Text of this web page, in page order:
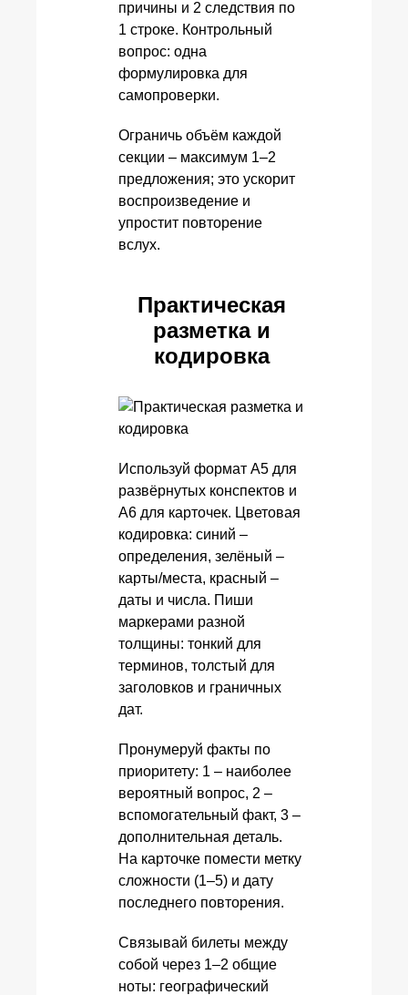
причины и 2 следствия по
1 строке. Контрольный
вопрос: одна
формулировка для
самопроверки.
Ограничь объём каждой
секции – максимум 1–2
предложения; это ускорит
воспроизведение и
упростит повторение
вслух.
Практическая
разметка и
кодировка
Используй формат A5 для
развёрнутых конспектов и
A6 для карточек. Цветовая
кодировка: синий –
определения, зелёный –
карты/места, красный –
даты и числа. Пиши
маркерами разной
толщины: тонкий для
терминов, толстый для
заголовков и граничных
дат.
Пронумеруй факты по
приоритету: 1 – наиболее
вероятный вопрос, 2 –
вспомогательный факт, 3 –
дополнительная деталь.
На карточке помести метку
сложности (1–5) и дату
последнего повторения.
Связывай билеты между
собой через 1–2 общие
ноты: географический